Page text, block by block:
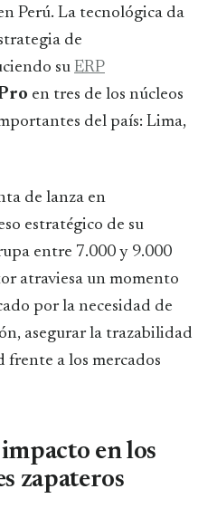
Perú. La tecnológica da
de
su ERP
en tres de los núcleos
del país: Lima,
de lanza en
estratégico de su
entre 7.000 y 9.000
atraviesa un momento
por la necesidad de
asegurar la trazabilidad
a los mercados
en los
zapateros